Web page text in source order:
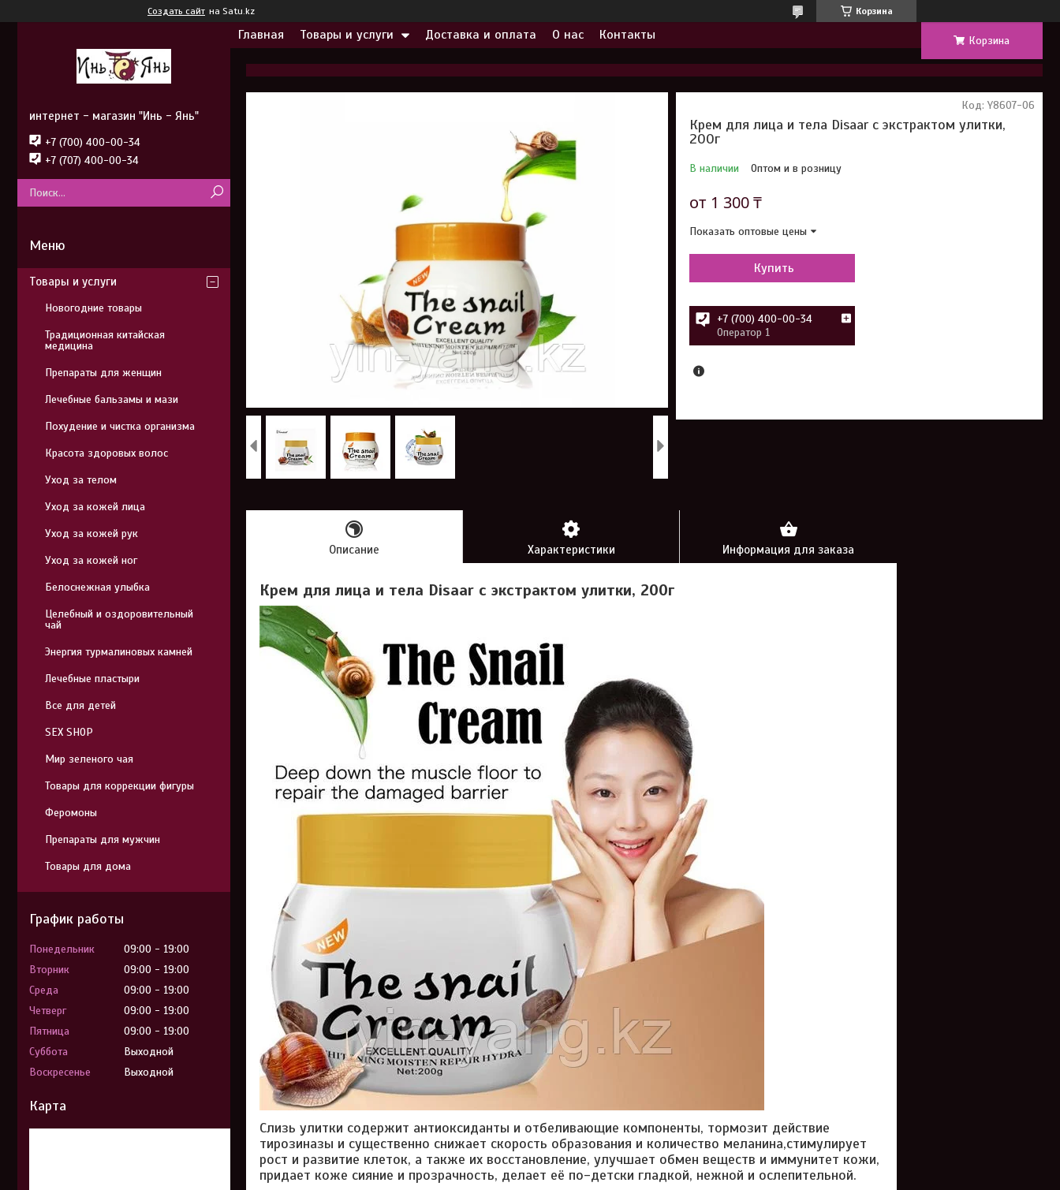
Создать сайт на Satu.kz Корзина
Главная Товары и услуги Доставка и оплата О нас Контакты Корзина
Крем для лица и тела Disaar с экстрактом улитки,
200г
В наличии Оптом и в розницу
Код: Y8607-06
от 1 300 ₸
Показать оптовые цены
Купить
+7 (700) 400-00-34
Оператор 1
Описание Характеристики Информация для заказа
Крем для лица и тела Disaar с экстрактом улитки, 200г
Слизь улитки содержит антиоксиданты и отбеливающие компоненты, тормозит действие
тирозиназы и существенно снижает скорость образования и количество меланина,стимулирует
рост и развитие клеток, а также их восстановление, улучшает обмен веществ и иммунитет кожи,
придает коже сияние и прозрачность, делает её по-детски гладкой, нежной и ослепительной.
интернет - магазин "Инь - Янь"
+7 (700) 400-00-34
+7 (707) 400-00-34
Товары и услуги
Новогодние товары
Традиционная китайская
медицина
Препараты для женщин
Лечебные бальзамы и мази
Похудение и чистка организма
Красота здоровых волос
Уход за телом
Уход за кожей лица
Уход за кожей рук
Уход за кожей ног
Белоснежная улыбка
Целебный и оздоровительный
чай
Энергия турмалиновых камней
Лечебные пластыри
Все для детей
SEX SHOP
Мир зеленого чая
Товары для коррекции фигуры
Феромоны
Препараты для мужчин
Товары для дома
График работы
Понедельник 09:00
19:00
Вторник
09:00
19:00
Среда
09:00
19:00
Четверг
09:00
19:00
Пятница
09:00
19:00
Суббота
Выходной
Воскресенье
Выходной
Карта